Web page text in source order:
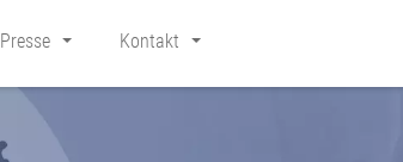
Presse Kontakt